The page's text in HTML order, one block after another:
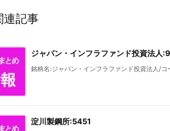
連記事
ジャパン・インフラファンド投資法人
銘柄名:ジャパン・インフラファンド投資法人/
淀川製鋼所:5451